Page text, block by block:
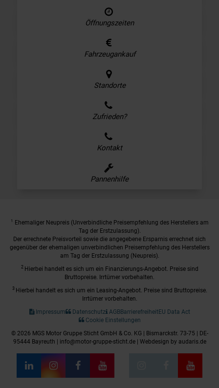
Öffnungszeiten
Fahrzeugankauf
Standorte
Zufrieden?
Kontakt
Pannenhilfe
1
Ehemaliger Neupreis (Unverbindliche Preisempfehlung des Herstellers am
Tag der Erstzulassung).
Der errechnete Preisvorteil sowie die angegebene Ersparnis errechnet sich
gegenüber der ehemaligen unverbindlichen Preisempfehlung des Herstellers
am Tag der Erstzulassung (Neupreis).
2 Hierbei handelt es sich um ein Finanzierungs-Angebot. Preise sind
Bruttopreise. Irrtümer vorbehalten.
3 Hierbei handelt es sich um ein Leasing-Angebot. Preise sind Bruttopreise.
Irrtümer vorbehalten.
Impressum
Datenschutz AGBBarrierefreiheitEU Data Act
Cookie Einstellungen
© 2026 MGS Motor Gruppe Sticht GmbH & Co. KG | Bismarckstr. 73-75 | DE-
95444 Bayreuth | info@motor-gruppe-sticht.de | Webdesign by audaris.de